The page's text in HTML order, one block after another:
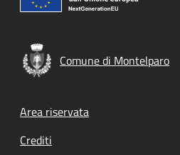
Comune di Montelparo
Footer menu
Area riservata
Crediti